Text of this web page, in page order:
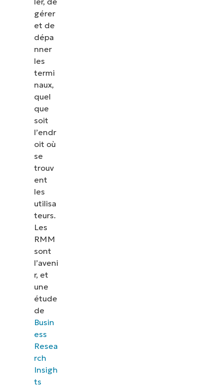
gérer
et de
dépa
nner
les
termi
naux,
quel
que
soit
l’endr
oit où
se
trouv
ent
les
utilisa
teurs.
Les
RMM
sont
l’aveni
r, et
une
étude
de
Busin
ess
Resea
rch
Insigh
ts